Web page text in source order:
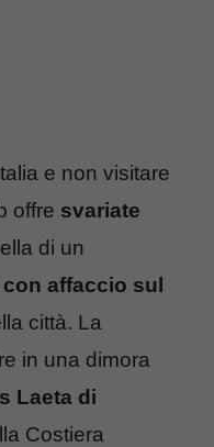
e non visitare
offre svariate
di un
affaccio sul
città. La
in una dimora
Laeta di
Costiera